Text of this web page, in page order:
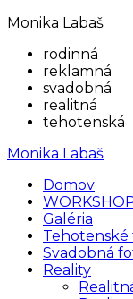
Monika Labaš
rodinná
reklamná
svadobná
realitná
tehotenská
Monika Labaš
Domov
Galéria
Tehotenské
Svadobná
Reality